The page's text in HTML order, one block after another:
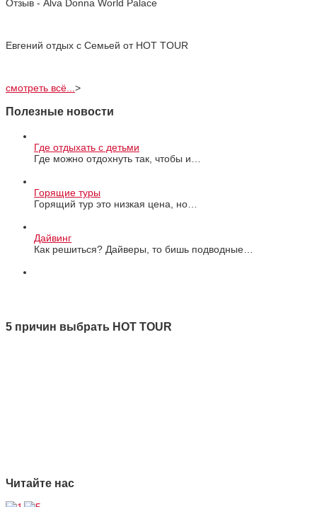
Отзыв - Alva Donna World Palace
Евгений отдых с Cемьей от HOT TOUR
смотреть всё... >
Полезные новости
Где отдыхать с детьми
Где можно отдохнуть так, чтобы и…
Горящие туры
Горящий тур это низкая цена, но…
Дайвинг
Как решиться? Дайверы, то бишь подводные…
5 причин выбрать HOT TOUR
Читайте нас